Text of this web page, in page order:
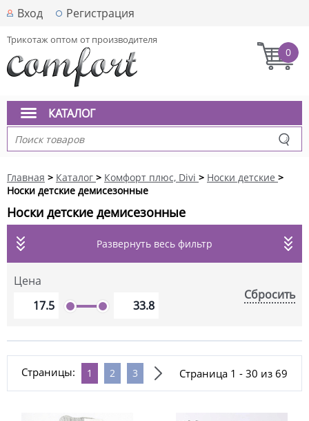
Вход Регистрация
Трикотаж оптом от производителя
0
КАТАЛОГ
Главная > Каталог > Комфорт плюс, Divi > Носки детские >
Носки детские демисезонные
Носки детские демисезонные
Развернуть весь фильтр
Цена
Сбросить
Страницы: 1 2 3 Страница 1 - 30 из 69